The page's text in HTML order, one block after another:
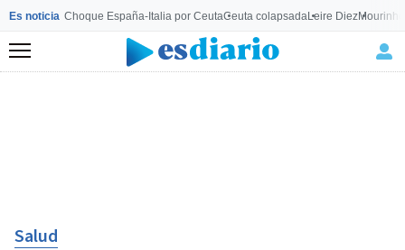
Es noticia Choque España-Italia por CeutaCeuta colapsadaLeire Diez
Menú
Salud